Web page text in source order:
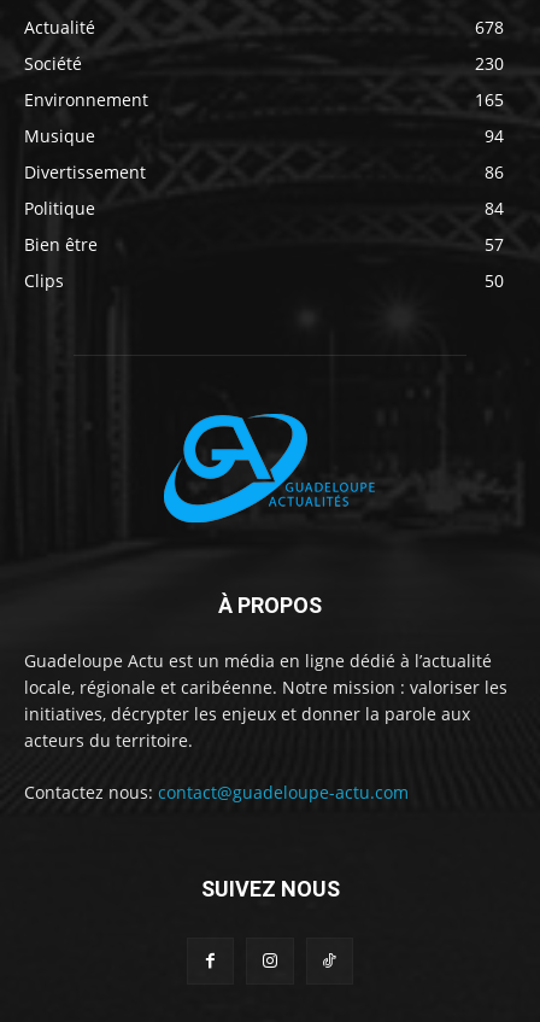
Actualité
678
Société
230
Environnement
165
Musique
94
Divertissement
86
Politique
84
Bien être
57
Clips
50
À PROPOS
Guadeloupe Actu est un média en ligne dédié à l’actualité
locale, régionale et caribéenne. Notre mission : valoriser les
initiatives, décrypter les enjeux et donner la parole aux
acteurs du territoire.
Contactez nous: contact@guadeloupe-actu.com
SUIVEZ NOUS